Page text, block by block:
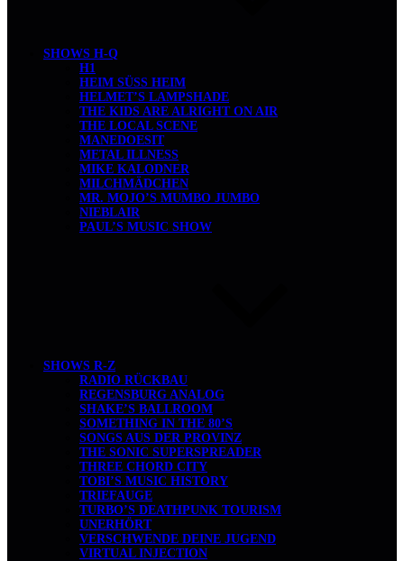
SHOWS H-Q
H1
HEIM SÜSS HEIM
HELMET’S LAMPSHADE
THE KIDS ARE ALRIGHT ON AIR
THE LOCAL SCENE
MANEDOESIT
METAL ILLNESS
MIKE KALODNER
MILCHMÄDCHEN
MR. MOJO’S MUMBO JUMBO
NIEBLAIR
PAUL’S MUSIC SHOW
SHOWS R-Z
RADIO RÜCKBAU
REGENSBURG ANALOG
SHAKE’S BALLROOM
SOMETHING IN THE 80’S
SONGS AUS DER PROVINZ
THE SONIC SUPERSPREADER
THREE CHORD CITY
TOBI’S MUSIC HISTORY
TRIEFAUGE
TURBO’S DEATHPUNK TOURISM
UNERHÖRT
VERSCHWENDE DEINE JUGEND
VIRTUAL INJECTION